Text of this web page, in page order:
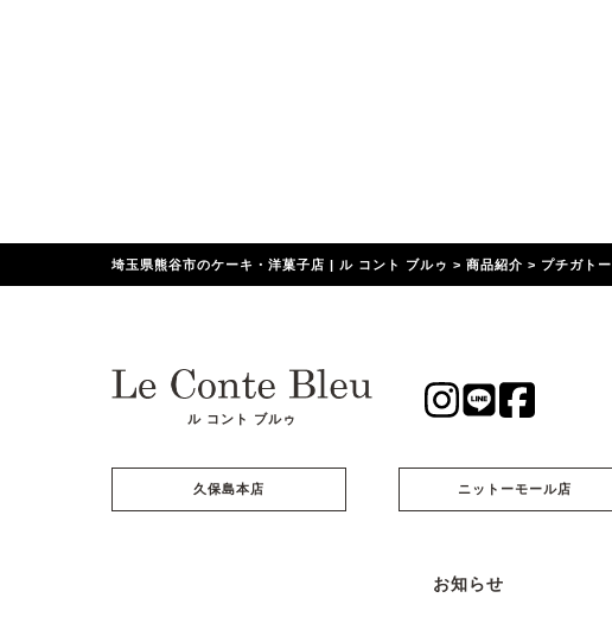
埼玉県熊谷市のケーキ・洋菓子店 | ル コント ブルゥ >商品紹介 > プチガトー
ル コント ブルゥ
久保島本店 ニットーモール店
お知らせ